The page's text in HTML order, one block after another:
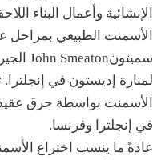
الإنشائية وأعمال البناء
الأسمنت الطبيعي
الأسمنت بواسطة حرق
في إنجلترا وفرنسا.
عادةً ما ينسب اختراع